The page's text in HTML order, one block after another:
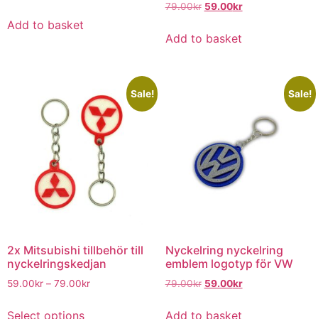
Add to basket
79.00kr 59.00kr
Add to basket
Sale!
2x Mitsubishi tillbehör till
nyckelringskedjan
59.00kr – 79.00kr
Select options
Sale!
Nyckelring nyckelring
emblem logotyp för VW
79.00kr 59.00kr
Add to basket